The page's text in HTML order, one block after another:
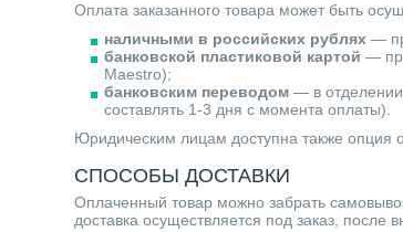
Оплата заказанного товара может быть
наличными в российских рублях —
банковской пластиковой картой —
Maestro);
банковским переводом — в отделении
составлять 1-3 дня с момента оплаты).
Юридическим лицам доступна также опция
СПОСОБЫ ДОСТАВКИ
Оплаченный товар можно забрать
доставка осуществляется под заказ, после